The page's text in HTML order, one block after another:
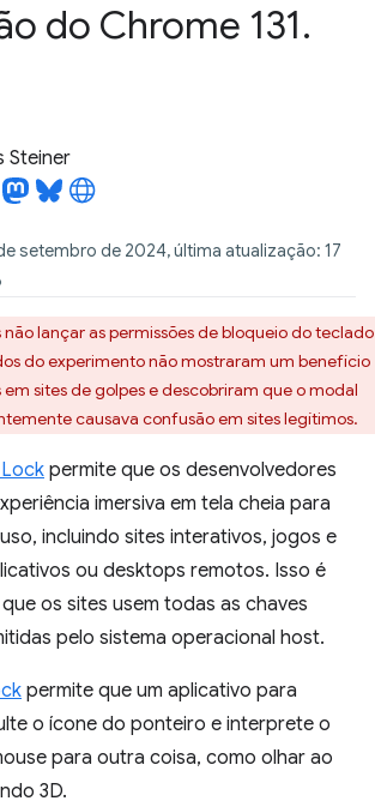
do Chrome 131.
Steiner
setembro de 2024, última atualização: 17
lançar as permissões de bloqueio do teclado
do experimento não mostraram um benefício
em sites de golpes e descobriram que o modal
causava confusão em sites legítimos.
permite que os desenvolvedores
imersiva em tela cheia para
incluindo sites interativos, jogos e
ou desktops remotos. Isso é
os sites usem todas as chaves
pelo sistema operacional host.
permite que um aplicativo para
o ícone do ponteiro e interprete o
para outra coisa, como olhar ao
3D.